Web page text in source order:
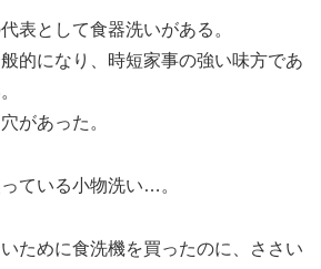
表として食器洗いがある。
的になり、時短家事の強い味方であ
があった。
ている小物洗い…。
ために食洗機を買ったのに、ささい